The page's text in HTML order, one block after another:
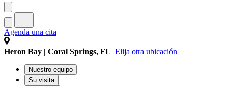
Agenda una cita
Heron Bay | Coral Springs, FL Elija otra ubicación
Nuestro equipo
Su visita